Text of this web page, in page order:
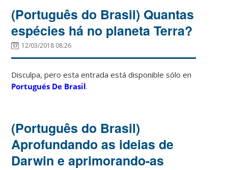
(Português do Brasil) Quantas
espécies há no planeta Terra?
12/03/2018 08:26
Disculpa, pero esta entrada está disponible sólo en
Portugués De Brasil.
(Português do Brasil)
Aprofundando as ideias de
Darwin e aprimorando-as